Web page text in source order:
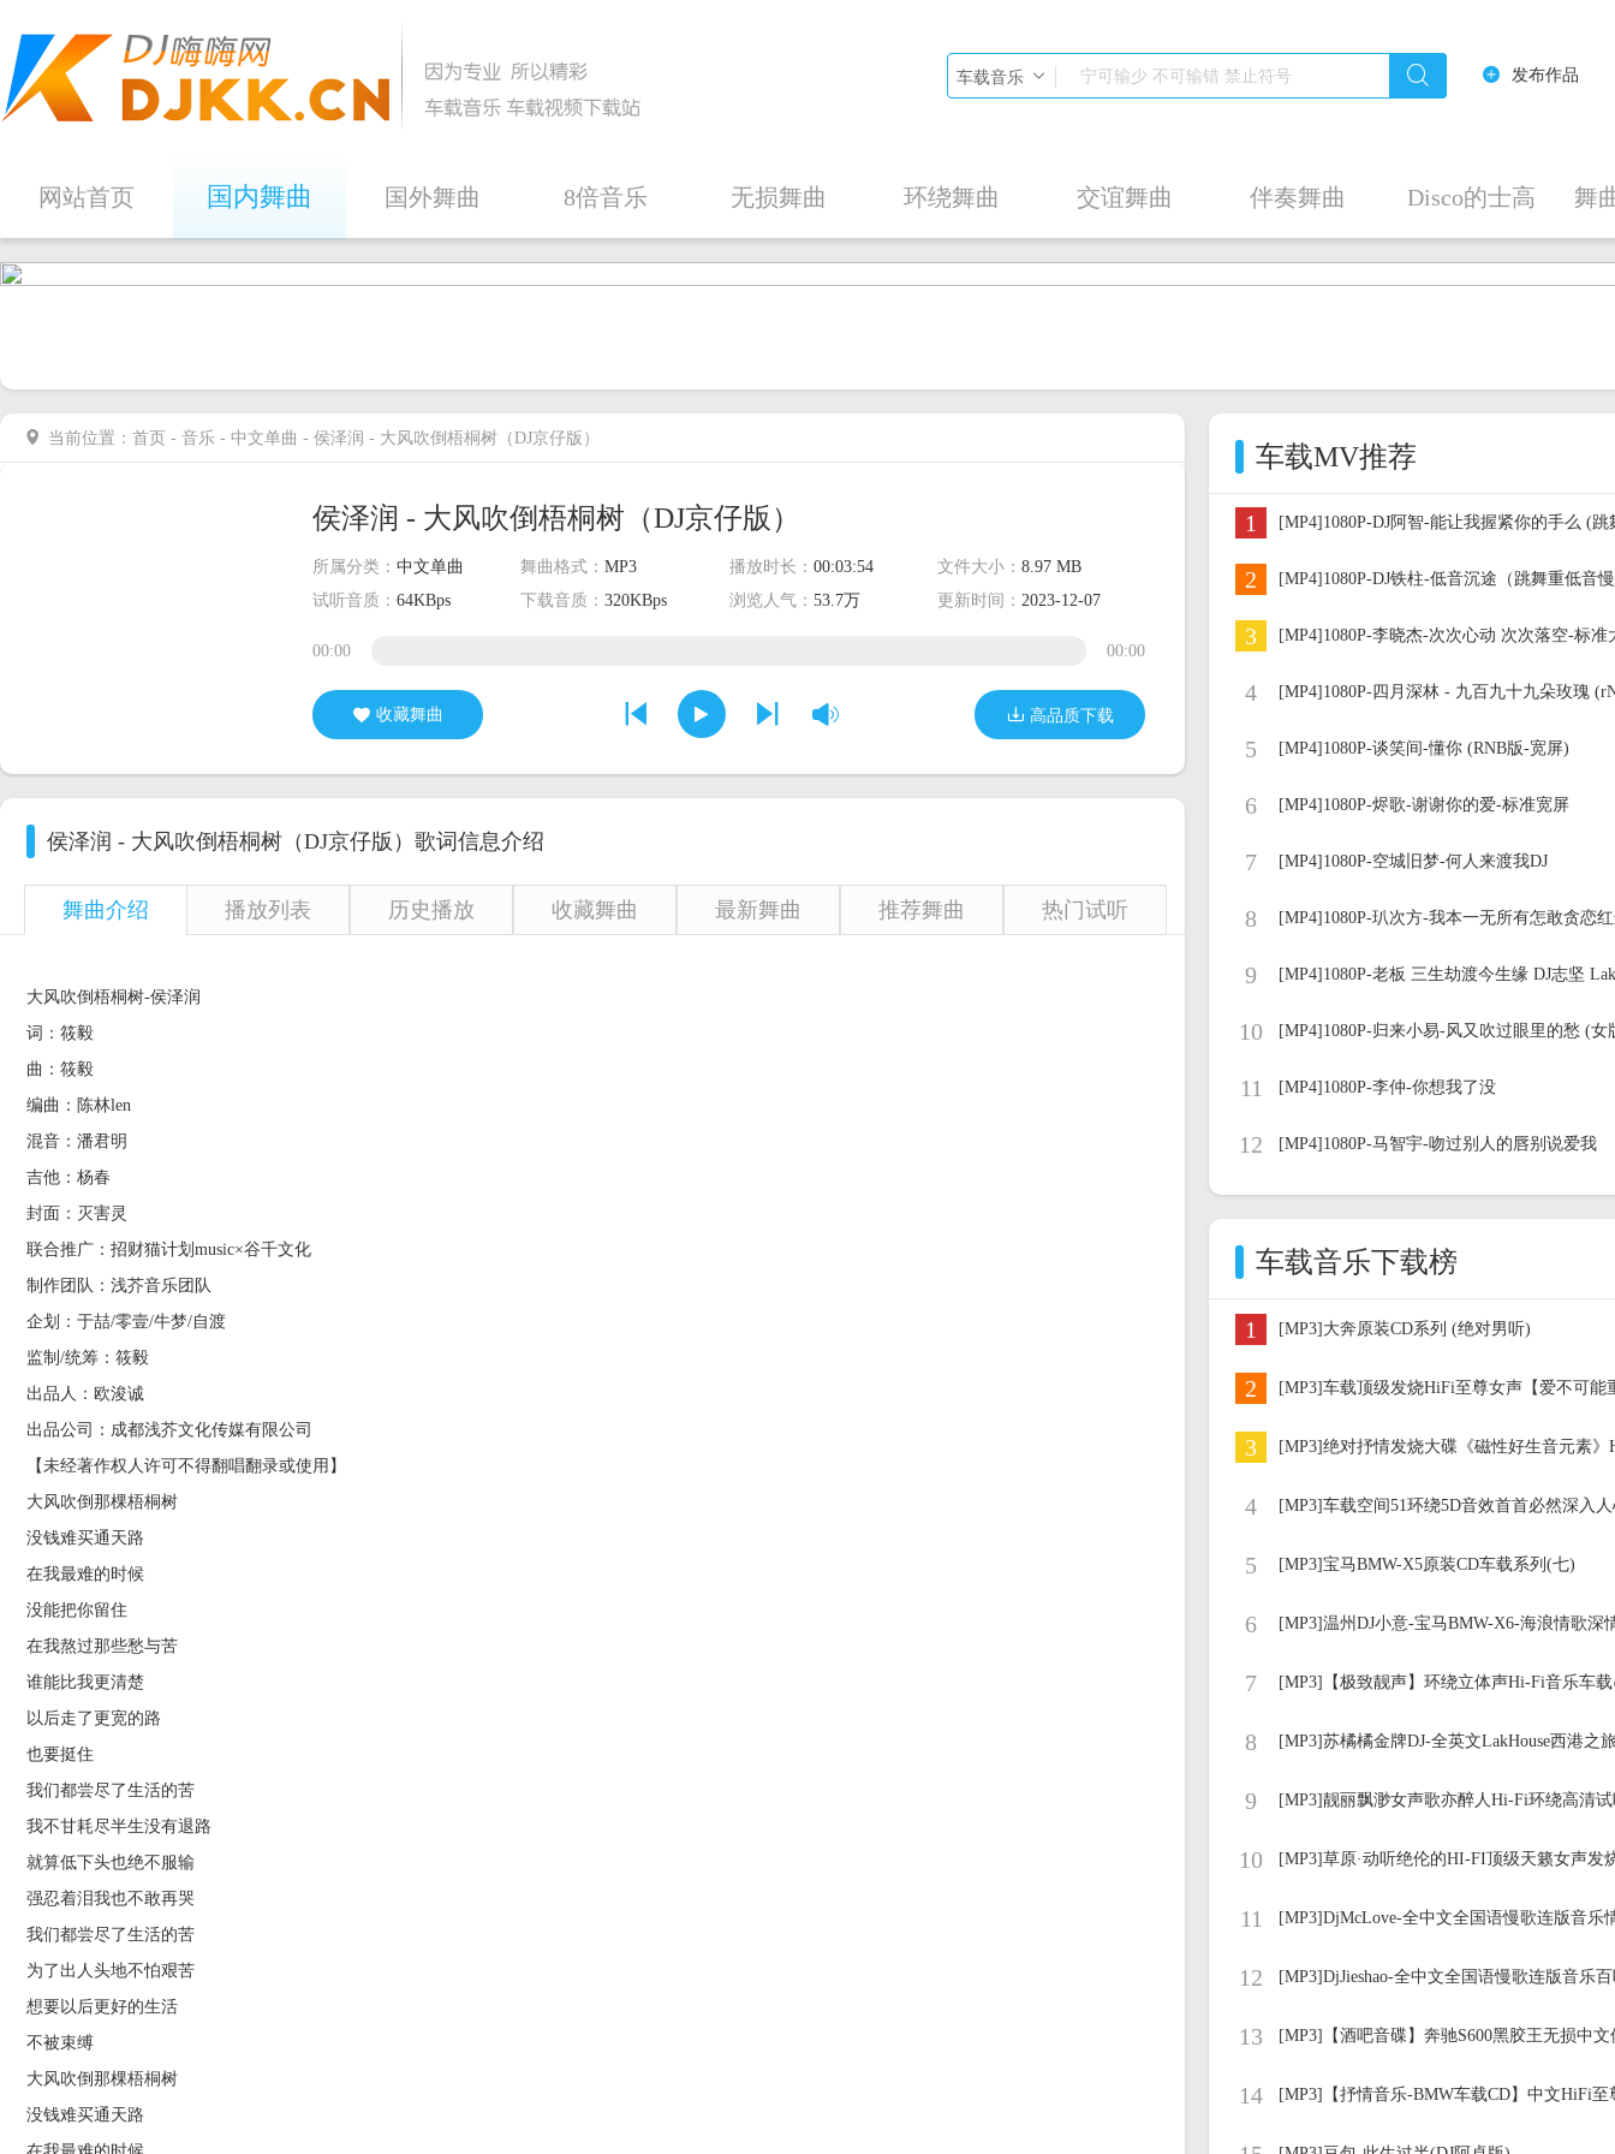
车载音乐 发布作品
网站首页 国内舞曲 国外舞曲 8倍音乐 无损舞曲 环绕舞曲 交谊舞曲 伴奏舞曲 Disco的士高 舞
当前位置： 首页 - 音乐 - 中文单曲 - 侯泽润 - 大风吹倒梧桐树（DJ京仔版）
侯泽润 - 大风吹倒梧桐树（DJ京仔版）
所属分类： 中文单曲 舞曲格式：MP3 播放时长： 00:03:54 文件大小： 8.97 MB
试听音质： 64KBps 下载音质：320KBps 浏览人气： 53.7万 更新时间： 2023-12-07
00:00 00:00
收藏舞曲 高品质下载
侯泽润 - 大风吹倒梧桐树（DJ京仔版） 歌词信息介绍
舞曲介绍 播放列表 历史播放 收藏舞曲 最新舞曲 推荐舞曲 热门试听
大风吹倒梧桐树-侯泽润
词：筱毅
曲：筱毅
编曲：陈林len
混音：潘君明
吉他：杨春
封面：灭害灵
联合推广：招财猫计划music×谷千文化
制作团队：浅芥音乐团队
企划：于喆/零壹/牛梦/自渡
监制/统筹：筱毅
出品人：欧浚诚
出品公司：成都浅芥文化传媒有限公司
【未经著作权人许可不得翻唱翻录或使用】
大风吹倒那棵梧桐树
没钱难买通天路
在我最难的时候
没能把你留住
在我熬过那些愁与苦
谁能比我更清楚
以后走了更宽的路
也要挺住
我们都尝尽了生活的苦
我不甘耗尽半生没有退路
就算低下头也绝不服输
强忍着泪我也不敢再哭
我们都尝尽了生活的苦
为了出人头地不怕艰苦
想要以后更好的生活
不被束缚
大风吹倒那棵梧桐树
没钱难买通天路
车载MV推荐
1
2 [MP4]1080P-DJ铁柱-低音沉途（跳舞重低音
3 [MP4]1080P-李晓杰-次次心动 次次落空-标准
4 [MP4]1080P-四月深林 - 九百九十九朵玫瑰
5 [MP4]1080P-谈笑间-懂你 (RNB版-宽屏)
6 [MP4]1080P-烬歌-谢谢你的爱-标准宽屏
7 [MP4]1080P-空城旧梦-何人来渡我DJ
8 [MP4]1080P-玐次方-我本一无所有怎敢贪恋
9 [MP4]1080P-老板 三生劫渡今生缘 DJ志坚
10 [MP4]1080P-归来小易-风又吹过眼里的愁 (女
11 [MP4]1080P-李仲-你想我了没
12 [MP4]1080P-马智宇-吻过别人的唇别说爱我
车载音乐下载榜
1 [MP3]大奔原装CD系列 (绝对男听)
2 [MP3]车载顶级发烧HiFi至尊女声【爱不可能
3
4 [MP3]车载空间51环绕5D音效首首必然深入
5 [MP3]宝马BMW-X5原装CD车载系列(七)
6 [MP3]温州DJ小意-宝马BMW-X6-海浪情歌深
7 [MP3]【极致靓声】环绕立体声Hi-Fi音乐车
8
9 [MP3]靓丽飘渺女声歌亦醉人Hi-Fi环绕高清
10 [MP3]草原·动听绝伦的HI-FI顶级天籁女声发
11
12
13
14